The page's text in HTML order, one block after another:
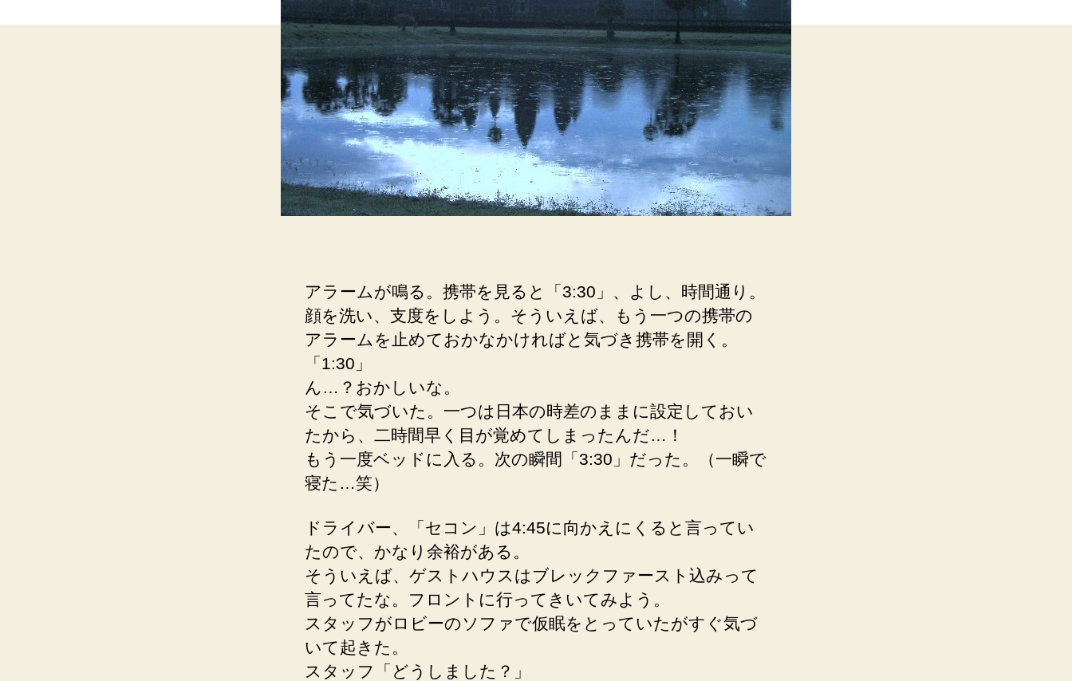
コ
ー
ル
ト
ム、
タ
な
ど
朝
跡
め
ぐ
り
アラームが鳴る。携帯を見ると「3:30」、よし、時間通り。
顔を洗い、支度をしよう。そういえば、もう一つの携帯の
アラームを止めておかなかければと気づき携帯を開く。
「1:30」
ん…？おかしいな。
そこで気づいた。一つは日本の時差のままに設定しておい
たから、二時間早く目が覚めてしまったんだ…！
もう一度ベッドに入る。次の瞬間「3:30」だった。（一瞬で
寝た…笑）
ドライバー、「セコン」は4:45に向かえにくると言ってい
たので、かなり余裕がある。
そういえば、ゲストハウスはブレックファースト込みって
言ってたな。フロントに行ってきいてみよう。
スタッフがロビーのソファで仮眠をとっていたがすぐ気づ
いて起きた。
スタッフ「どうしました？」